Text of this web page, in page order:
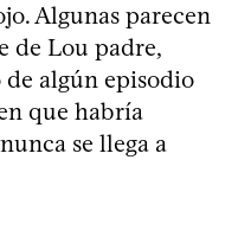
Algunas parecen
de Lou padre,
algún episodio
que habría
se llega a